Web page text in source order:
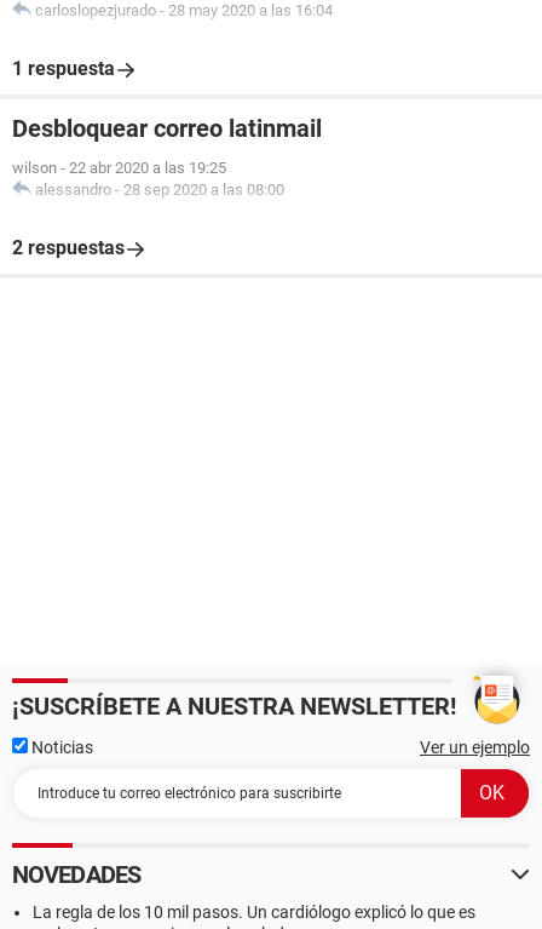
carloslopezjurado - 28 may 2020 a las 16:04
1 respuesta
Desbloquear correo latinmail
wilson - 22 abr 2020 a las 19:25
alessandro - 28 sep 2020 a las 08:00
2 respuestas
¡SUSCRÍBETE A NUESTRA NEWSLETTER!
Noticias Ver un ejemplo
NOVEDADES
La regla de los 10 mil pasos. Un cardiólogo explicó lo que es